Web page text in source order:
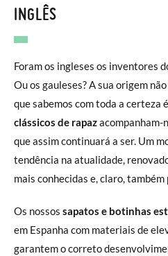
INGLÊS
Foram os ingleses os inventores
Ou os gauleses? A sua origem
que sabemos com toda a certeza
clássicos de rapazacompanham-
que assim continuará a ser. Um
tendência na atualidade,
mais conhecidas e, claro,
Os nossos sapatos e botinhas
em Espanha com materiais de
garantem o correto